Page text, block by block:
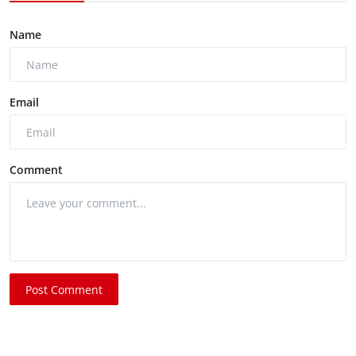
Name
Email
Comment
Post Comment